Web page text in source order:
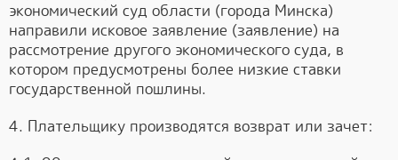
экономический суд области (города Минска)
направили исковое заявление (заявление) на
рассмотрение другого экономического суда, в
котором предусмотрены более низкие ставки
государственной пошлины.
4. Плательщику производятся возврат или зачет: